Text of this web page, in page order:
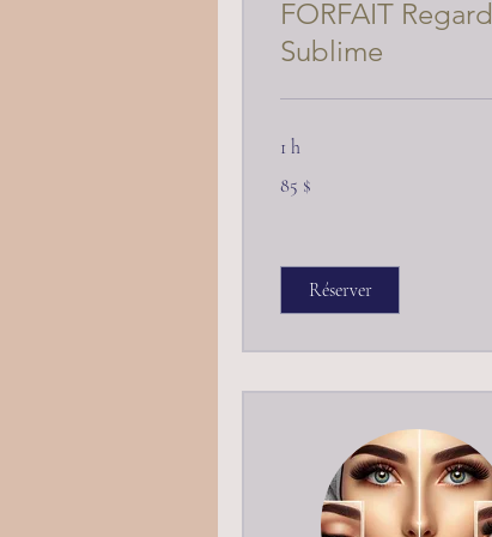
FORFAIT Regard
Sublime
1 h
canadiens
85 $
Réserver